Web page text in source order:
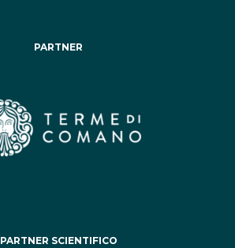
PARTNER
PARTNER SCIENTIFICO